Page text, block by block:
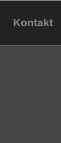
Kontakt